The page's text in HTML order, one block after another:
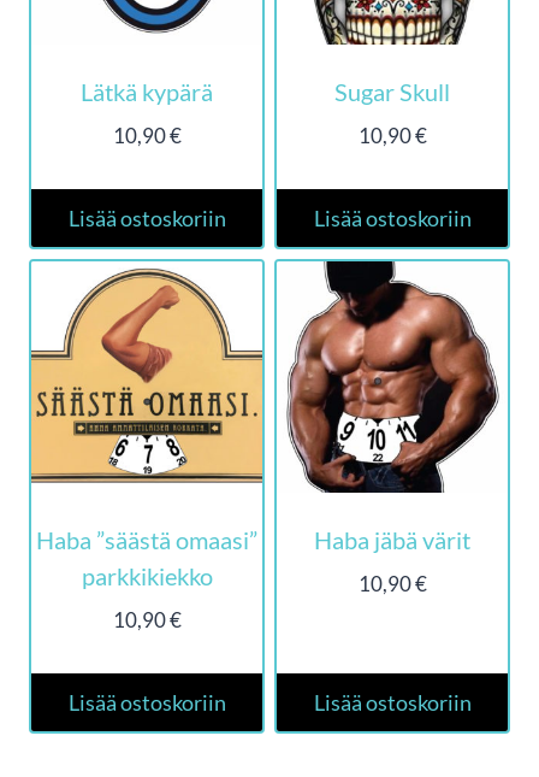
Lätkä kypärä
10,90€
Lisää ostoskoriin
Sugar Skull
10,90€
Lisää ostoskoriin
Haba ”säästä omaasi”
parkkikiekko
10,90€
Lisää ostoskoriin
Haba jäbä värit
10,90€
Lisää ostoskoriin